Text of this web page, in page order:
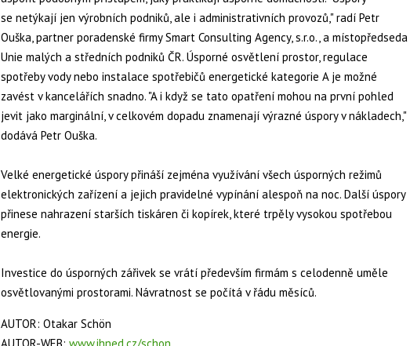
se netýkají jen výrobních podniků, ale i administrativních provozů," radí Petr
Ouška, partner poradenské firmy Smart Consulting Agency, s.r.o., a místopředseda
Unie malých a středních podniků ČR. Úsporné osvětlení prostor, regulace
spotřeby vody nebo instalace spotřebičů energetické kategorie A je možné
zavést v kancelářích snadno. "A i když se tato opatření mohou na první pohled
jevit jako marginální, v celkovém dopadu znamenají výrazné úspory v nákladech,"
dodává Petr Ouška.
Velké energetické úspory přináší zejména využívání všech úsporných režimů
elektronických zařízení a jejich pravidelné vypínání alespoň na noc. Další úspory
přinese nahrazení starších tiskáren či kopírek, které trpěly vysokou spotřebou
energie.
Investice do úsporných zářivek se vrátí především firmám s celodenně uměle
osvětlovanými prostorami. Návratnost se počítá v řádu měsíců.
AUTOR: Otakar Schön